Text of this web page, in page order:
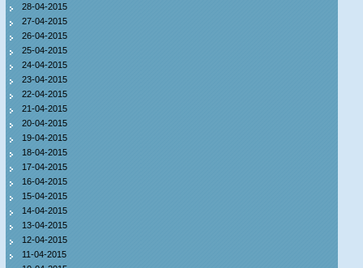
28-04-2015
27-04-2015
26-04-2015
25-04-2015
24-04-2015
23-04-2015
22-04-2015
21-04-2015
20-04-2015
19-04-2015
18-04-2015
17-04-2015
16-04-2015
15-04-2015
14-04-2015
13-04-2015
12-04-2015
11-04-2015